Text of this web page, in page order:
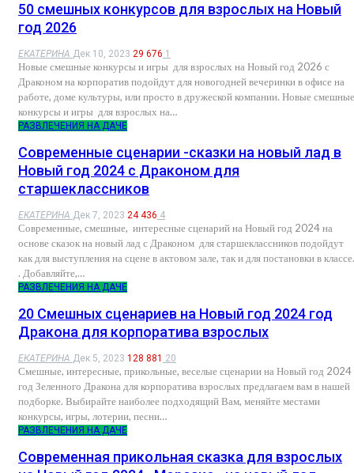
50 смешных конкурсов для взрослых на Новый
год 2026
ЕКАТЕРИНА Дек 10, 2023 29 676 1
Новые смешные конкурсы и игры для взрослых на Новый год 2026 с
Драконом на корпоратив подойдут для новогодней вечеринки в офисе на
работе, доме культуры, или просто в дружеской компании. Новые смешные
конкурсы и игры для взрослых на…
РАЗВЛЕЧЕНИЯ НА ДАЧЕ
Современные сценарии -сказки на новый лад в
Новый год 2024 с Драконом для
старшеклассников
ЕКАТЕРИНА Дек 7, 2023 24 436 4
Современные, смешные, интересные сценарий на Новый год 2024 на
основе сказок на новый лад с Драконом для старшеклассников подойдут
как для выступления на сцене в актовом зале, так и для постановки в
. Добавляйте,…
РАЗВЛЕЧЕНИЯ НА ДАЧЕ
20 Смешных сценариев на Новый год 2024 год
Дракона для корпоратива взрослых
ЕКАТЕРИНА Дек 5, 2023 128 881 20
Смешные, интересные, прикольные, веселые сценарии на Новый год 2024
год Зеленного Дракона для корпоратива взрослых предлагаем вам в нашей
подборке. Выбирайте наиболее подходящий Вам, меняйте местами
конкурсы, игры, лотерии, песни…
РАЗВЛЕЧЕНИЯ НА ДАЧЕ
Современная прикольная сказка для взрослых